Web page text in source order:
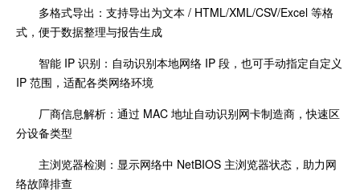
多格式导出：支持导出为文本 / HTML/XML/CSV/Excel 等格
式，便于数据整理与报告生成
智能 IP 识别：自动识别本地网络 IP 段，也可手动指定自定义
IP 范围，适配各类网络环境
厂商信息解析：通过 MAC 地址自动识别网卡制造商，快速区
分设备类型
主浏览器检测：显示网络中 NetBIOS 主浏览器状态，助力网
络故障排查